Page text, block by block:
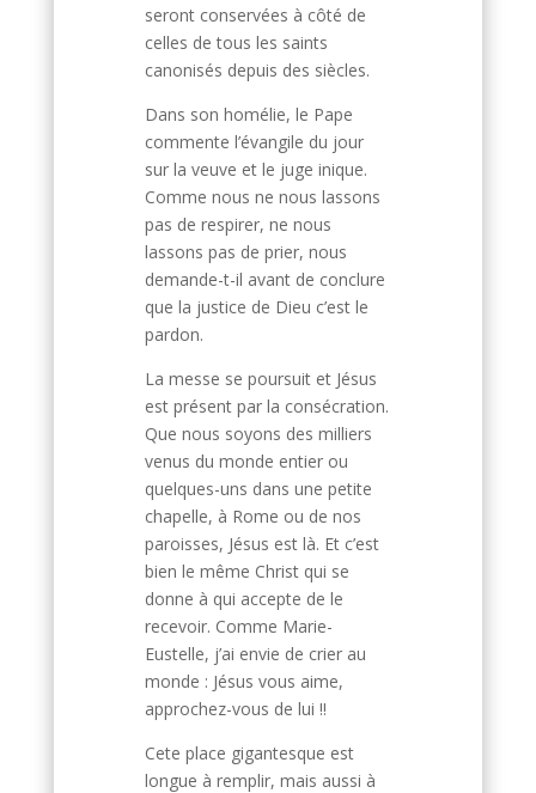
seront conservées à côté de
celles de tous les saints
canonisés depuis des siècles.
Dans son homélie, le Pape
commente l’évangile du jour
sur la veuve et le juge inique.
Comme nous ne nous lassons
pas de respirer, ne nous
lassons pas de prier, nous
demande-t-il avant de conclure
que la justice de Dieu c’est le
pardon.
La messe se poursuit et Jésus
est présent par la consécration.
Que nous soyons des milliers
venus du monde entier ou
quelques-uns dans une petite
chapelle, à Rome ou de nos
paroisses, Jésus est là. Et c’est
bien le même Christ qui se
donne à qui accepte de le
recevoir. Comme Marie-
Eustelle, j’ai envie de crier au
monde : Jésus vous aime,
approchez-vous de lui !!
Cete place gigantesque est
longue à remplir, mais aussi à